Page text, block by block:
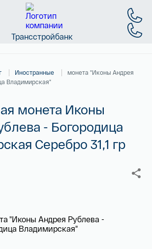
Трансстройбанк
18:00 (понедельник – пятница)
Иностранные
монета "Иконы Андрея
Владимирская"
монета Иконы
- Богородица
Серебро 31,1 гр